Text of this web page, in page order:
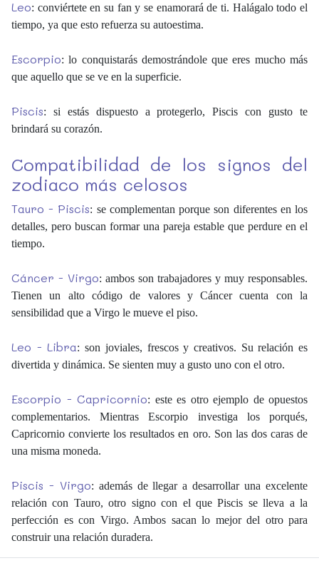
Leo: conviértete en su fan y se enamorará de ti. Halágalo todo el
tiempo, ya que esto refuerza su autoestima.
Escorpio: lo conquistarás demostrándole que eres mucho más
que aquello que se ve en la superficie.
Piscis: si estás dispuesto a protegerlo, Piscis con gusto te
brindará su corazón.
Compatibilidad de los signos del
zodiaco más celosos
Tauro - Piscis: se complementan porque son diferentes en los
detalles, pero buscan formar una pareja estable que perdure en el
tiempo.
Cáncer - Virgo: ambos son trabajadores y muy responsables.
Tienen un alto código de valores y Cáncer cuenta con la
sensibilidad que a Virgo le mueve el piso.
Leo - Libra: son joviales, frescos y creativos. Su relación es
divertida y dinámica. Se sienten muy a gusto uno con el otro.
Escorpio - Capricornio: este es otro ejemplo de opuestos
complementarios. Mientras Escorpio investiga los porqués,
Capricornio convierte los resultados en oro. Son las dos caras de
una misma moneda.
Piscis - Virgo: además de llegar a desarrollar una excelente
relación con Tauro, otro signo con el que Piscis se lleva a la
perfección es con Virgo. Ambos sacan lo mejor del otro para
construir una relación duradera.